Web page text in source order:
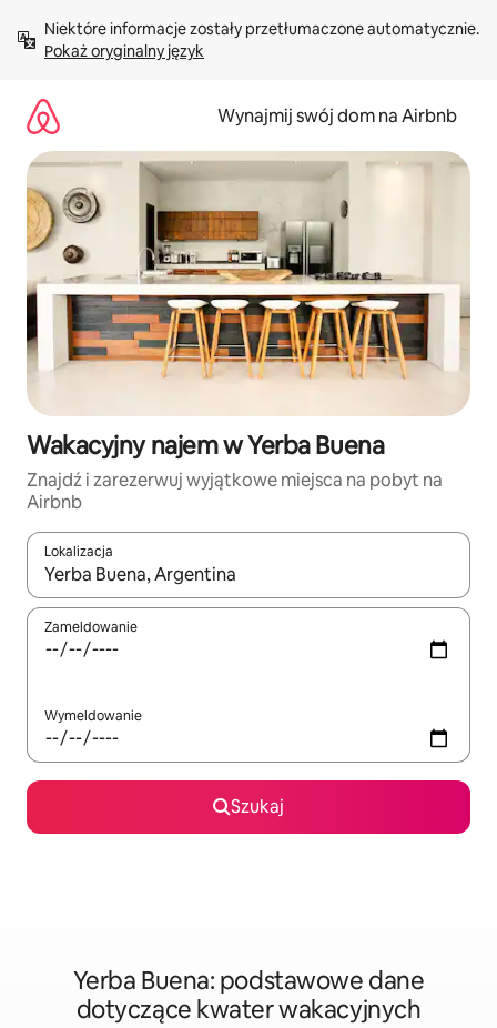
treści Pokaż oryginalny język
Wynajmij swój dom na Airbnb
Wakacyjny najem w Yerba Buena
Znajdź i zarezerwuj wyjątkowe miejsca na pobyt na
Airbnb
Lokalizacja
Gdy wyniki będą dostępne, możesz poruszać się po nich za
Zameldowanie
Wymeldowanie
Szukaj
Yerba Buena: podstawowe dane
dotyczące kwater wakacyjnych